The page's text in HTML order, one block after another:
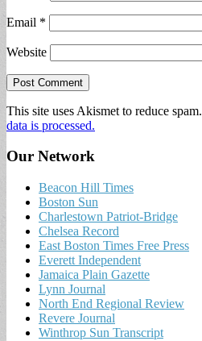
Email *
Website
This site uses Akismet to reduce spam.
data is processed.
Our Network
Beacon Hill Times
Boston Sun
Charlestown Patriot-Bridge
Chelsea Record
East Boston Times Free Press
Everett Independent
Jamaica Plain Gazette
Lynn Journal
North End Regional Review
Revere Journal
Winthrop Sun Transcript